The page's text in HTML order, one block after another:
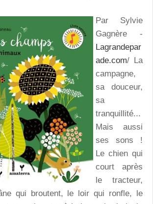
Par Sylvie
Gagnère -
Lagrandepar
ade.com/ La
campagne,
sa douceur,
sa
tranquillité...
Mais aussi
ses sons !
Le chien qui
court après
le tracteur,
qui broutent, le loir qui ronfle, le